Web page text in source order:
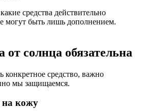
средства действительно
могут быть лишь дополнением.
солнца обязательна
конкретное средство, важно
мы защищаемся.
на кожу